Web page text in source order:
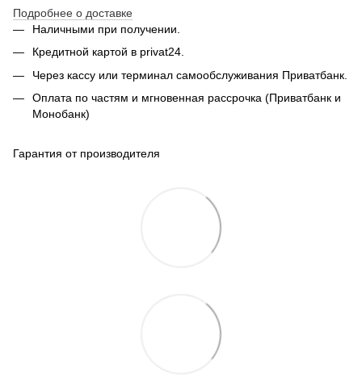
Подробнее о доставке
Наличными при получении.
Кредитной картой в privat24.
Через кассу или терминал самообслуживания Приватбанк.
Оплата по частям и мгновенная рассрочка (Приватбанк и
Монобанк)
Гарантия от производителя